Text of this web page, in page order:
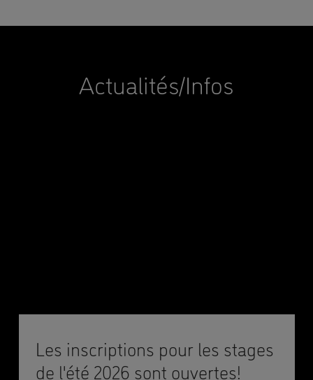
Actualités/Infos
Les inscriptions pour les stages
de l'été 2026 sont ouvertes!